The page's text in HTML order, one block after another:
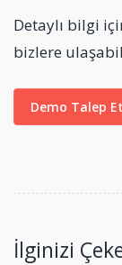
Detaylı bilgi
bizlere
Demo Talep Et
İlginizi